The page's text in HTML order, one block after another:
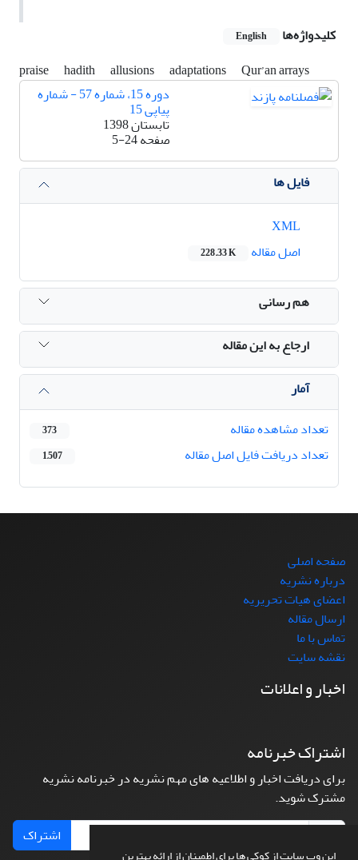
این وب سایت از کوکی ها برای اطمینان از ارائه بهترین
کلیدواژه‌ها
English
praise hadith allusions adaptations
Qur’an arrays
دوره 15، شماره 57 - شماره
پیاپی 15
تابستان 1398
صفحه5-24
فایل ها
اصل مقاله
228.33 K
هم رسانی
ارجاع به این مقاله
آمار
تعداد مشاهده مقاله
373
تعداد دریافت فایل اصل مقاله 1,507
صفحه اصلی
درباره نشریه
اعضای هیات تحریریه
ارسال مقاله
تماس با ما
نقشه سایت
اخبار و اعلانات
اشتراک خبرنامه
برای دریافت اخبار و اطلاعیه های مهم نشریه در خبرنامه نشریه
مشترک شوید.
اشتراک